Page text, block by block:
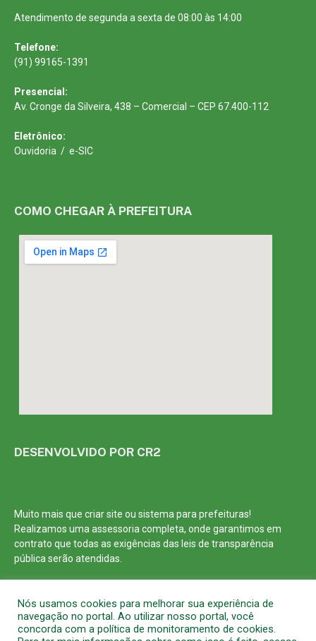
Atendimento de segunda a sexta de 08:00 às 14:00
Telefone:
(91) 99165-1391
Presencial:
Av. Cronge da Silveira, 438 – Comercial – CEP 67.400-112
Eletrônico:
Ouvidoria / e-SIC
COMO CHEGAR À PREFEITURA
DESENVOLVIDO POR CR2
Muito mais que criar site ou sistema para prefeituras!
Realizamos uma assessoria completa, onde garantimos em
contrato que todas as exigências das leis de transparência
pública serão atendidas.
Nós usamos cookies para melhorar sua experiência de
navegação no portal. Ao utilizar nosso portal, você
concorda com a política de monitoramento de cookies.